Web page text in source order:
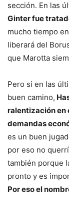
sección. En las
Ginter fue
mucho tiempo
liberará del
que Marotta
Pero si en las
buen camino,
ralentización en
demandas
es un buen
por eso no
también porque
pronto y es
Por eso el